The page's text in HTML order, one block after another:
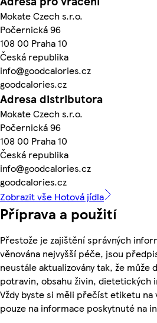
Mokate Czech s.r.o.
Počernická 96
108 00 Praha 10
Česká republika
info@goodcalories.cz
goodcalories.cz
Adresa distributora
Mokate Czech s.r.o.
Počernická 96
108 00 Praha 10
Česká republika
info@goodcalories.cz
goodcalories.cz
Zobrazit vše Hotová jídla
Příprava a použití
Přestože je zajištění správných
věnována nejvyšší péče, jsou
neustále aktualizovány tak, že může
potravin, obsahu živin, dietetických
Vždy byste si měli přečíst etiketu na
pouze na informace poskytnuté na